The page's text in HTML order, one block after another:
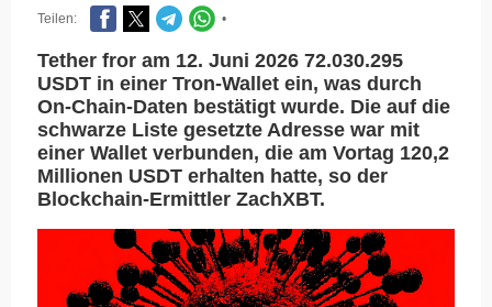
Teilen: •
Tether fror am 12. Juni 2026 72.030.295
USDT in einer Tron-Wallet ein, was durch
On-Chain-Daten bestätigt wurde. Die auf die
schwarze Liste gesetzte Adresse war mit
einer Wallet verbunden, die am Vortag 120,2
Millionen USDT erhalten hatte, so der
Blockchain-Ermittler ZachXBT.